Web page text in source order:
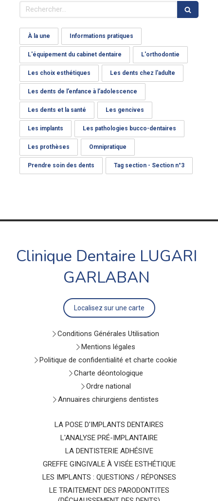
Rechercher
À la une Informations pratiques
L'équipement du cabinet dentaire L'orthodontie
Les choix esthétiques Les dents chez l'adulte
Les dents de l’enfance à l’adolescence
Les dents et la santé Les gencives
Les implants Les pathologies bucco-dentaires
Les prothèses Omnipratique
Prendre soin des dents Tag section - Section n°3
Clinique Dentaire LUGARI
GARLABAN
Localisez sur une carte
Conditions Générales Utilisation
Mentions légales
Politique de confidentialité et charte cookie
Charte déontologique
Ordre national
Annuaires chirurgiens dentistes
LA POSE D'IMPLANTS DENTAIRES
L'ANALYSE PRÉ-IMPLANTAIRE
LA DENTISTERIE ADHÉSIVE
GREFFE GINGIVALE À VISÉE ESTHÉTIQUE
LES IMPLANTS : QUESTIONS / RÉPONSES
LE TRAITEMENT DES PARODONTITES